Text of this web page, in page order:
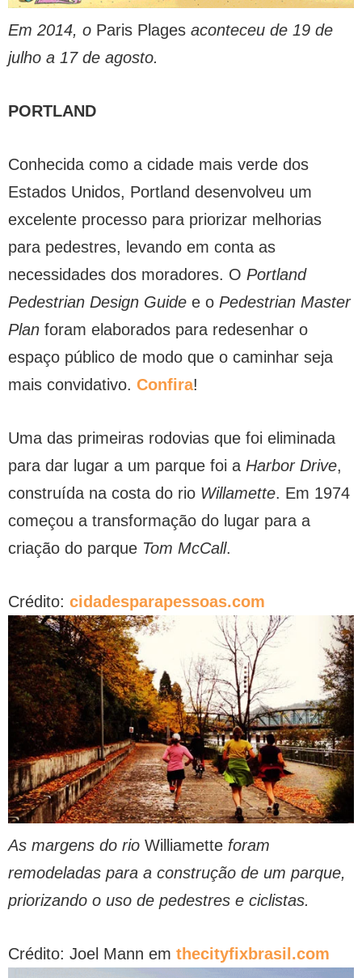
Em 2014, o Paris Plages aconteceu de 19 de
julho a 17 de agosto.
PORTLAND
Conhecida como a cidade mais verde dos
Estados Unidos, Portland desenvolveu um
excelente processo para priorizar melhorias
para pedestres, levando em conta as
necessidades dos moradores. O Portland
Pedestrian Design Guide e o Pedestrian Master
Plan foram elaborados para redesenhar o
espaço público de modo que o caminhar seja
mais convidativo. Confira!
Uma das primeiras rodovias que foi eliminada
para dar lugar a um parque foi a Harbor Drive,
construída na costa do rio Willamette. Em 1974
começou a transformação do lugar para a
criação do parque Tom McCall.
Crédito: cidadesparapessoas.com
As margens do rio Williamette foram
remodeladas para a construção de um parque,
priorizando o uso de pedestres e ciclistas.
Crédito: Joel Mann em thecityfixbrasil.com